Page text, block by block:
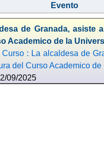
Evento
de Granada, asiste
Academico de la
: La alcaldesa de
del Curso Academico
09/2025